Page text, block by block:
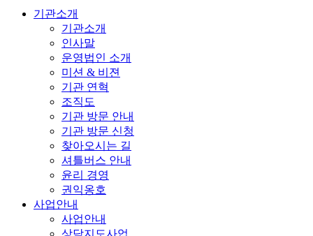
기관소개
기관소개
인사말
운영법인 소개
미션 & 비젼
기관 연혁
조직도
기관 방문 안내
기관 방문 신청
찾아오시는 길
셔틀버스 안내
윤리 경영
권익옹호
사업안내
사업안내
상담지도사업